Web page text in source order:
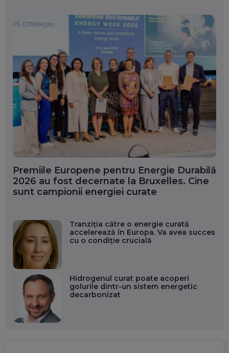
Premiile Europene pentru Energie Durabilă
2026 au fost decernate la Bruxelles. Cine
sunt campionii energiei curate
Tranziția către o energie curată
accelerează în Europa. Va avea succes
cu o condiție crucială
Hidrogenul curat poate acoperi
golurile dintr-un sistem energetic
decarbonizat